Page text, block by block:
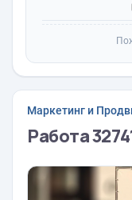
Маркетинг и
Работа